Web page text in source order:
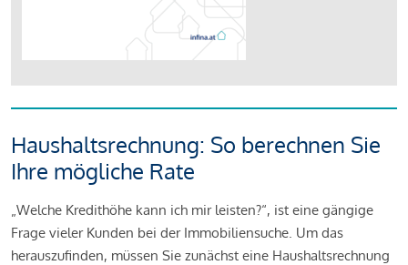
Haushaltsrechnung: So berechnen Sie
Ihre mögliche Rate
„Welche Kredithöhe kann ich mir leisten?“, ist eine gängige
Frage vieler Kunden bei der Immobiliensuche. Um das
herauszufinden, müssen Sie zunächst eine Haushaltsrechnung